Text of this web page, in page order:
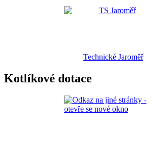
Technické Jaroměř
Kotlíkové dotace